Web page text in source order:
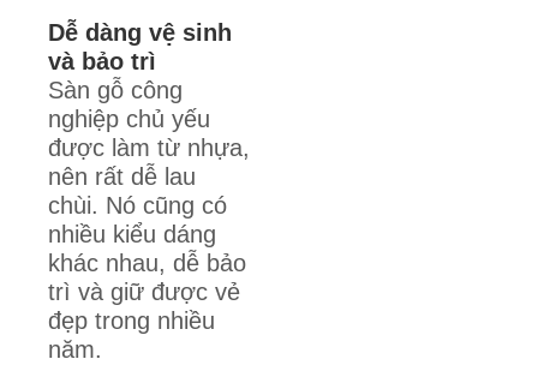
Dễ dàng vệ sinh
và bảo trì
Sàn gỗ công
nghiệp chủ yếu
được làm từ nhựa,
nên rất dễ lau
chùi. Nó cũng có
nhiều kiểu dáng
khác nhau, dễ bảo
trì và giữ được vẻ
đẹp trong nhiều
năm.